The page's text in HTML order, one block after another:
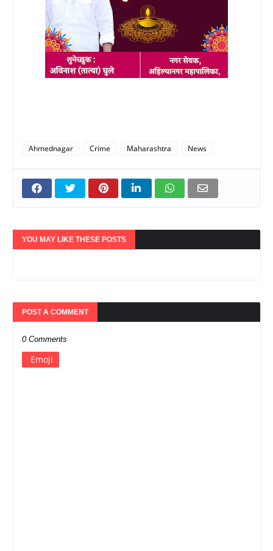
Ahmednagar Crime Maharashtra News
YOU MAY LIKE THESE POSTS
POST A COMMENT
0 Comments
Emoji